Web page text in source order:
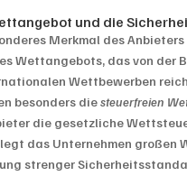
und die
Merkmal des
Wettangebots, das von der
Wettbewerben
besonders diesteuerfreien
die gesetzliche
das Unternehmen großen
strenger